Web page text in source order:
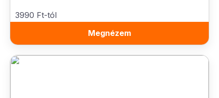
3990 Ft-tól
Megnézem